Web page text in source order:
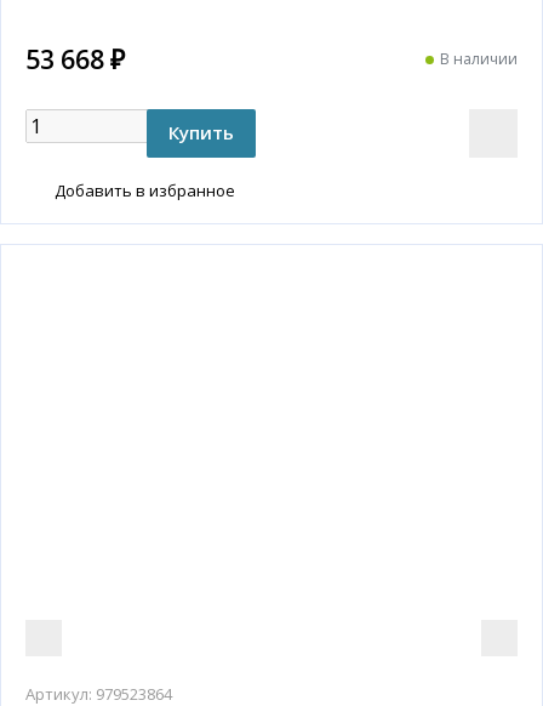
53 668 ₽ В наличии
Добавить в избранное
Артикул: 979523864